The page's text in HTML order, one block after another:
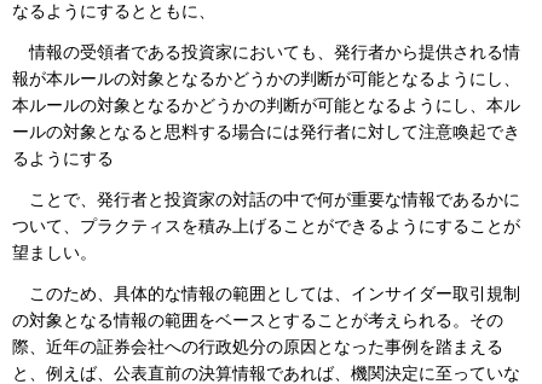
なるようにするとともに、
情報の受領者である投資家においても、発行者から提供される情
報が本ルールの対象となるかどうかの判断が可能となるようにし、
本ルールの対象となるかどうかの判断が可能となるようにし、本ル
ールの対象となると思料する場合には発行者に対して注意喚起でき
るようにする
ことで、発行者と投資家の対話の中で何が重要な情報であるかに
ついて、プラクティスを積み上げることができるようにすることが
望ましい。
このため、具体的な情報の範囲としては、インサイダー取引規制
の対象となる情報の範囲をベースとすることが考えられる。その
際、近年の証券会社への行政処分の原因となった事例を踏まえる
と、例えば、公表直前の決算情報であれば、機関決定に至っていな